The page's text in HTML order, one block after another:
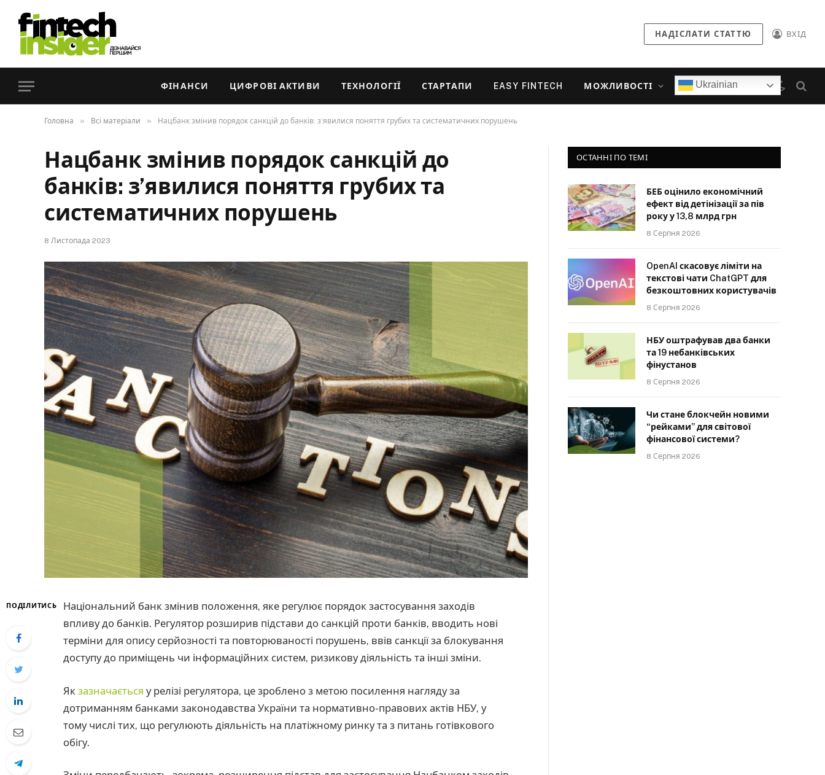
НАДІСЛАТИ СТАТТЮ ВХІД
ФІНАНСИ ЦИФРОВІ АКТИВИ ТЕХНОЛОГІЇ СТАРТАПИ EASY FINTECH МОЖЛИВОСТІ Ukrainian
Головна » Всі матеріали » Нацбанк змінив порядок санкцій до банків: з’явилися поняття грубих та систематичних порушень
Нацбанк змінив порядок санкцій до
банків: з’явилися поняття грубих та
систематичних порушень
8 Листопада 2023
ПОДІЛИТИСЬ
Національний банк змінив положення, яке регулює порядок застосування заходів
впливу до банків. Регулятор розширив підстави до санкцій проти банків, вводить нові
терміни для опису серйозності та повторюваності порушень, ввів санкції за блокування
доступу до приміщень чи інформаційних систем, ризикову діяльність та інші зміни.
Як зазначається у релізі регулятора, це зроблено з метою посилення нагляду за
дотриманням банками законодавства України та нормативно-правових актів НБУ, у
тому числі тих, що регулюють діяльність на платіжному ринку та з питань готівкового
обігу.
ОСТАННІ ПО ТЕМІ
БЕБ оцінило економічний
ефект від детінізації за пів
року у 13,8 млрд грн
8 Серпня 2026
OpenAI скасовує ліміти на
текстові чати ChatGPT для
безкоштовних користувачів
8 Серпня 2026
НБУ оштрафував два банки
та 19 небанківських
фінустанов
8 Серпня 2026
Чи стане блокчейн новими
“рейками” для світової
фінансової системи?
8 Серпня 2026